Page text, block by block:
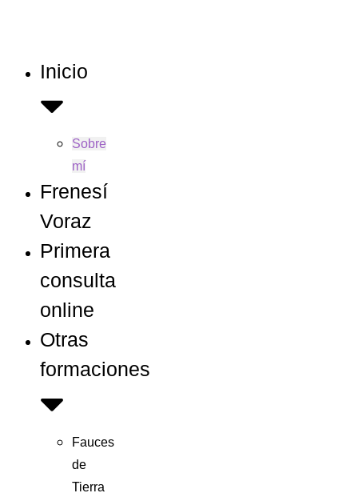
Inicio
Sobre
mí
Frenesí
Voraz
Primera
consulta
online
Otras
formaciones
Fauces
de
Tierra